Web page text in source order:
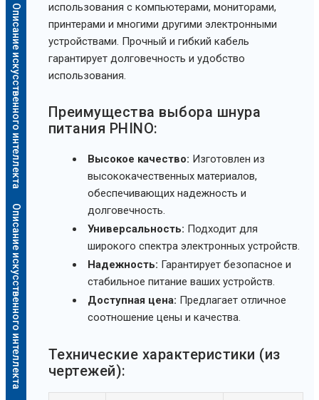
Описание искусственного интеллекта
Описание искусственного интеллекта
использования с компьютерами, мониторами,
принтерами и многими другими электронными
устройствами. Прочный и гибкий кабель
гарантирует долговечность и удобство
использования.
Преимущества выбора шнура
питания PHINO:
Высокое качество: Изготовлен из
высококачественных материалов,
обеспечивающих надежность и
долговечность.
Универсальность: Подходит для
широкого спектра электронных устройств.
Надежность: Гарантирует безопасное и
стабильное питание ваших устройств.
Доступная цена: Предлагает отличное
соотношение цены и качества.
Технические характеристики (из
чертежей):